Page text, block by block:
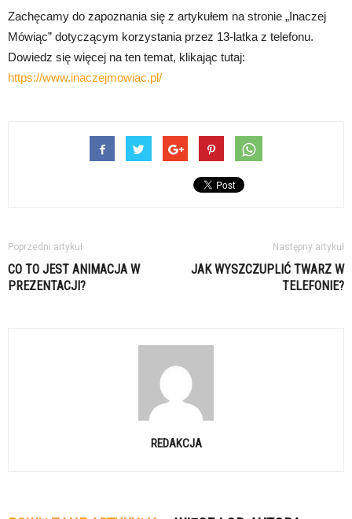
Zachęcamy do zapoznania się z artykułem na stronie „Inaczej
Mówiąc” dotyczącym korzystania przez 13-latka z telefonu.
Dowiedz się więcej na ten temat, klikając tutaj:
https://www.inaczejmowiac.pl/
Poprzedni artykuł
CO TO JEST ANIMACJA W
PREZENTACJI?
Następny artykuł
JAK WYSZCZUPLIĆ TWARZ W
TELEFONIE?
REDAKCJA